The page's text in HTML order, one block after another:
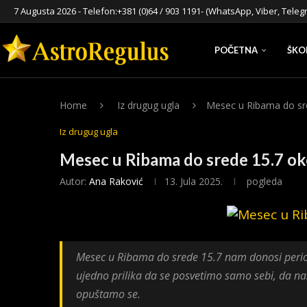
7 Augusta 2026 - Telefon:+381 (0)64 / 903 1191- (WhatsApp, Viber,
POČETNA
Home Iz drugug ugla Mesec u Ribama do
Iz drugug ugla
Mesec u Ribama do srede 15.7
Autor: Ana Raković 13. Jula 2025. pogleda
Mesec u Ribama do srede 15.7 nam donosi
ujedno prilika da se posvetimo samo sebi, da
opuštamo se.